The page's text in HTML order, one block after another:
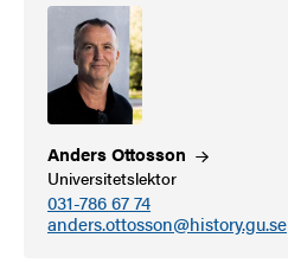
AndersOttosson
Universitetslektor
031-786 67 74
anders.ottosson@history.gu.se